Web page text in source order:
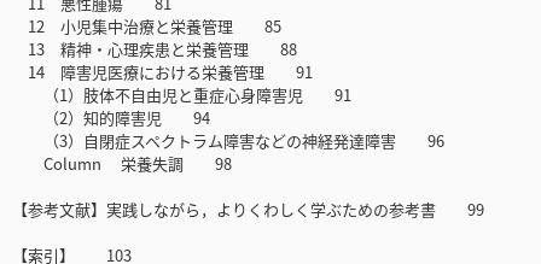
12 小児集中治療と栄養管理 85
13 精神・心理疾患と栄養管理 88
14 障害児医療における栄養管理 91
（1）肢体不自由児と重症心身障害児 91
（2）知的障害児 94
（3）自閉症スペクトラム障害などの神経発達障害 96
Column 栄養失調 98
【参考文献】実践しながら，よりくわしく学ぶための参考書 99
【索引】 103